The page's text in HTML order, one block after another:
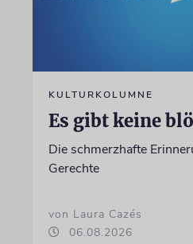
KULTURKOLUMNE
Es gibt keine
Die schmerzhafte
Gerechte
von Laura Cazés
06.08.2026